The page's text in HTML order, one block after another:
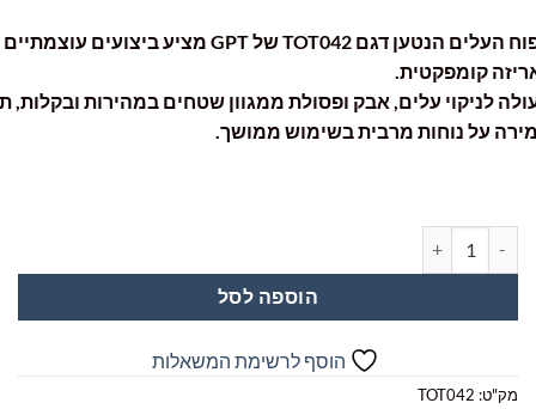
מפוח העלים הנטען דגם TOT042 של GPT מציע ביצועים עוצמתיים
קומפקטית.
לניקוי עלים, אבק ופסולת ממגוון שטחים במהירות ובקלות, תוך
על נוחות מרבית בשימוש ממושך.
הוספה לסל
הוסף לרשימת המשאלות
מק"ט:TOT042